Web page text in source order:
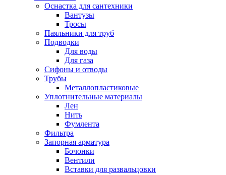
Оснастка для сантехники
Вантузы
Тросы
Паяльники для труб
Подводки
Для воды
Для газа
Сифоны и отводы
Трубы
Металлопластиковые
Уплотнительные материалы
Лен
Нить
Фумлента
Фильтра
Запорная арматура
Бочонки
Вентили
Вставки для развальцовки